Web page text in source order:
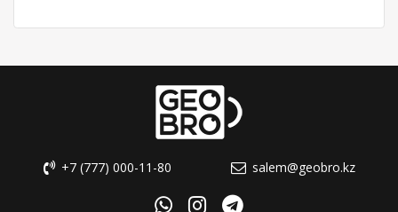
+7 (777) 000-11-80 salem@geobro.kz